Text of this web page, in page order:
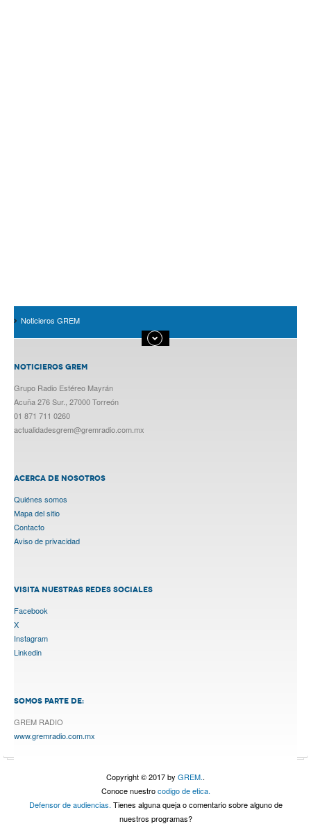
Noticieros GREM
NOTICIEROS GREM
Grupo Radio Estéreo Mayrán
Acuña 276 Sur., 27000 Torreón
01 871 711 0260
actualidadesgrem@gremradio.com.mx
ACERCA DE NOSOTROS
Quiénes somos
Mapa del sitio
Contacto
Aviso de privacidad
VISITA NUESTRAS REDES SOCIALES
Facebook
X
Instagram
Linkedin
SOMOS PARTE DE:
GREM RADIO
www.gremradio.com.mx
Copyright © 2017 by GREM..
Conoce nuestrocodigo de etica.
Defensor de audiencias. Tienes alguna queja o comentario sobre alguno de
nuestros programas?